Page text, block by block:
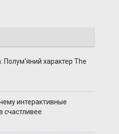
Полум'яний характер The
интерактивные
счастливее